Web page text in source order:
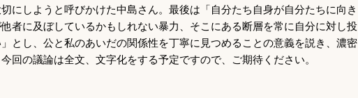
にしようと呼びかけた中島さん。最後は「自分たち自身が自分たちに向き
者に及ぼしているかもしれない暴力、そこにある断層を常に自分に対し投
とし、公と私のあいだの関係性を丁寧に見つめることの意義を説き、濃密
回の議論は全文、文字化をする予定ですので、ご期待ください。